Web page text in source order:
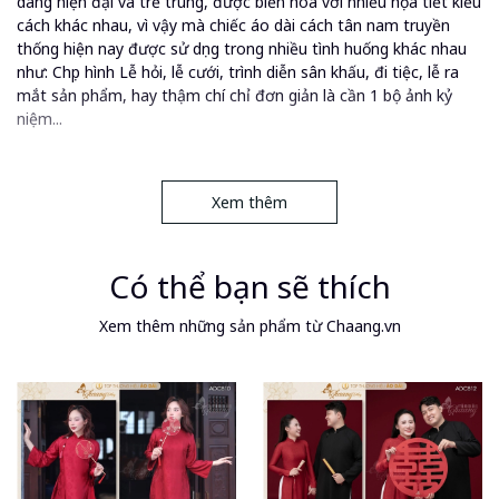
cách khác nhau, vì vậy mà chiếc áo dài cách tân nam truyền
thống hiện nay được sử dụng trong nhiều tình huống khác nhau
như: Chụp hình Lễ hỏi, lễ cưới, trình diễn sân khấu, đi tiệc, lễ ra
mắt sản phẩm, hay thậm chí chỉ đơn giản là cần 1 bộ ảnh kỷ
niệm...
👉 Áo dài cưới cặp đôi cô dâu chú rể cổ pháp phục Việt dáng
suông xưa truyền thống may sẵn dự tiệc đám hỏi lễ tết đẹp
- Chất liệu: Gấm và Tafta cao cấp, dày dặn, bền màu, mặc vào
cực kì thoáng mát, thoải mái.
mang đến độ bền đẹp lâu dài cho sản phẩm.
- Màu sắc: Đỏ, Trắng, Đen, Xan. Áo dài màu đẹp phù hợp với
nhiều màu da.
- Kích cỡ: S-M-L-XL (XS-XXL tùy mẫu)
Xem thêm
Có thể bạn sẽ thích
Xem thêm những sản phẩm từ Chaang.vn